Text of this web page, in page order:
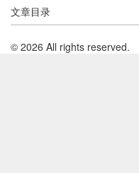
文章目录
© 2026 All rights reserved.